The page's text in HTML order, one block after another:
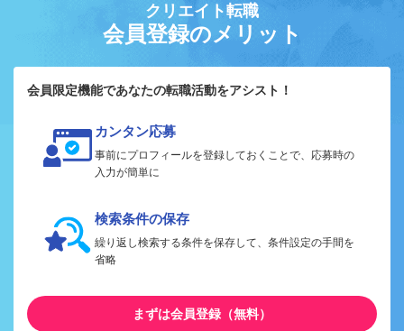
クリエイト転職
会員登録のメリット
会員限定機能であなたの転職活動をアシスト！
カンタン応募
事前にプロフィールを登録しておくことで、応募時の
入力が簡単に
検索条件の保存
繰り返し検索する条件を保存して、条件設定の手間を
省略
まずは会員登録（無料）